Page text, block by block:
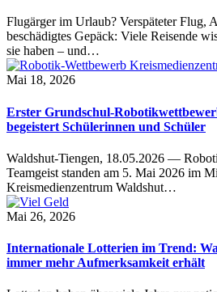
Flugärger im Urlaub? Verspäteter Flug,
beschädigtes Gepäck: Viele Reisende
sie haben – und…
Mai 18, 2026
Erster Grundschul-
begeistert Schülerinnen und Schüler
Waldshut-Tiengen, 18.05.2026 —
Teamgeist standen am 5. Mai 2026 im
Kreismedienzentrum Waldshut…
Mai 26, 2026
Internationale Lotterien im Trend:
immer mehr Aufmerksamkeit erhält